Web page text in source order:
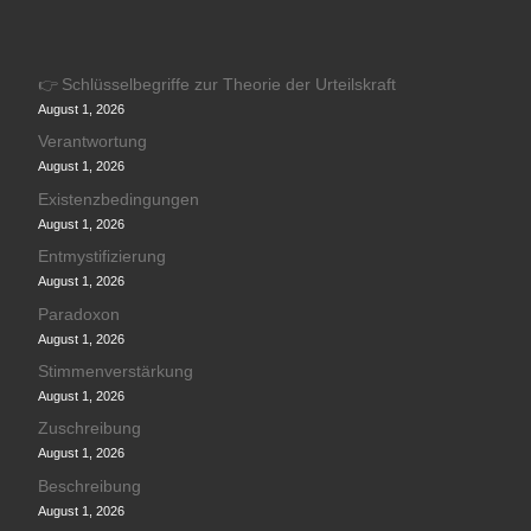
👉 Schlüsselbegriffe zur Theorie der Urteilskraft
August 1, 2026
Verantwortung
August 1, 2026
Existenzbedingungen
August 1, 2026
Entmystifizierung
August 1, 2026
Paradoxon
August 1, 2026
Stimmenverstärkung
August 1, 2026
Zuschreibung
August 1, 2026
Beschreibung
August 1, 2026